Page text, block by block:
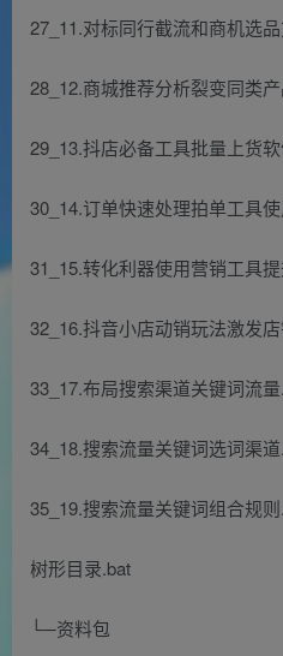
27_11.对标同行截流和商机选
28_12.商城推荐分析裂变同类
29_13.抖店必备工具批量上货
30_14.订单快速处理拍单工具
31_15.转化利器使用营销工具
32_16.抖音小店动销玩法激发
33_17.布局搜索渠道关键词流
34_18.搜索流量关键词选词渠
35_19.搜索流量关键词组合规
树形目录.bat
└─资料包